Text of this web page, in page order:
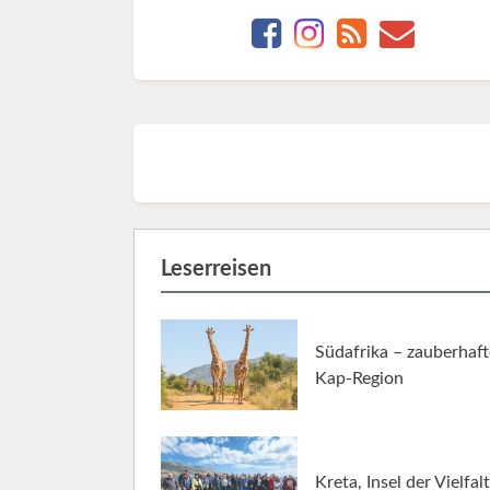
Leserreisen
Südafrika –
Kap-Region
Kreta, Insel der Vielfalt